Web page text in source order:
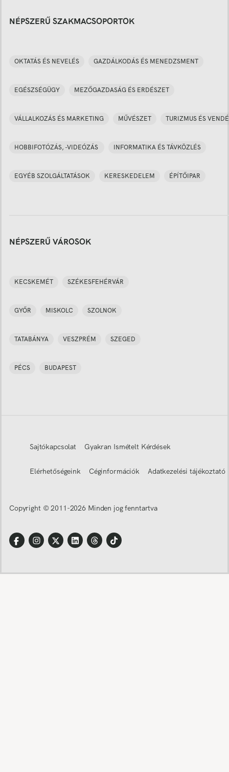
NÉPSZERŰ SZAKMACSOPORTOK
OKTATÁS ÉS NEVELÉS GAZDÁLKODÁS ÉS MENEDZSMENT
EGÉSZSÉGÜGY MEZŐGAZDASÁG ÉS ERDÉSZET
VÁLLALKOZÁS ÉS MARKETING MŰVÉSZET TURIZMUS ÉS
HOBBIFOTÓZÁS, -VIDEÓZÁS INFORMATIKA ÉS TÁVKÖZLÉS
EGYÉB SZOLGÁLTATÁSOK KERESKEDELEM ÉPÍTŐIPAR
NÉPSZERŰ VÁROSOK
KECSKEMÉT SZÉKESFEHÉRVÁR
GYŐR MISKOLC SZOLNOK
TATABÁNYA VESZPRÉM SZEGED
PÉCS BUDAPEST
Sajtókapcsolat Gyakran Ismételt Kérdések
Elérhetőségeink Céginformációk Adatkezelési tájékoztató
Copyright © 2011-2026 Minden jog fenntartva